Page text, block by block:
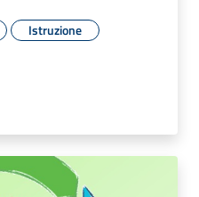
Istruzione